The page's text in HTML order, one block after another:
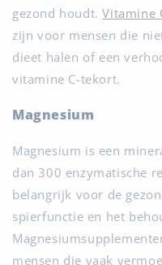
gezond houdt.Vitamine
zijn voor mensen die
dieet halen of een
vitamine C-tekort.
Magnesium
Magnesium is een
dan 300 enzymatische
belangrijk voor de
spierfunctie en het
mensen die vaak